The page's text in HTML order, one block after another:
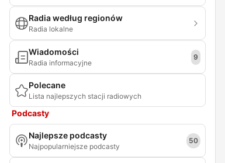
Radia według regionów
Radia lokalne
Wiadomości
Radia informacyjne
9
Polecane
Lista najlepszych stacji radiowych
Podcasty
Najlepsze podcasty
Najpopularniejsze podcasty
50